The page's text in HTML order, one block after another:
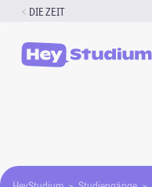
Zum
springen
DIE ZEIT